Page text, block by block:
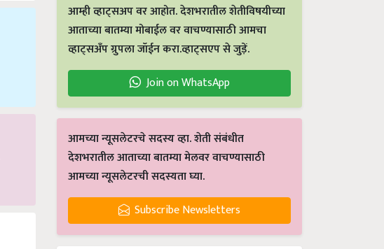
आम्ही व्हाट्सअप वर आहोत. देशभरातील शेतीविषयीच्या
आताच्या बातम्या मोबाईल वर वाचण्यासाठी आमचा
व्हाट्सअँप ग्रुपला जॉईन करा.व्हाट्सएप से जुड़ें.
Join on WhatsApp
आमच्या न्यूसलेटरचे सदस्य व्हा. शेती संबंधीत
देशभरातील आताच्या बातम्या मेलवर वाचण्यासाठी
आमच्या न्यूसलेटरची सदस्यता घ्या.
Subscribe Newsletters